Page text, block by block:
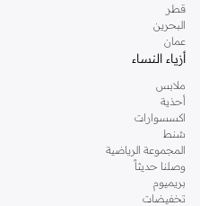
قطر
البحرين
عمان
أزياء النساء
ملابس
أحذية
اكسسوارات
شنط
المجموعة الرياضية
وصلنا حديثاً
بريميوم
تخفيضات